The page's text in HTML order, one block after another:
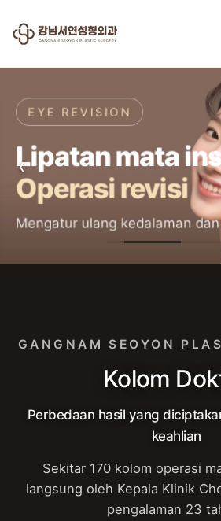
EYE REVISION
Lipatan mata
Operasi revisi
Mengatur ulang kedalaman
‹
GANGNAM SEOYON
Kolom
Perbedaan hasil yang
keahlian
Sekitar 170 kolom operasi
langsung oleh Kepala Klinik
pengalaman 23